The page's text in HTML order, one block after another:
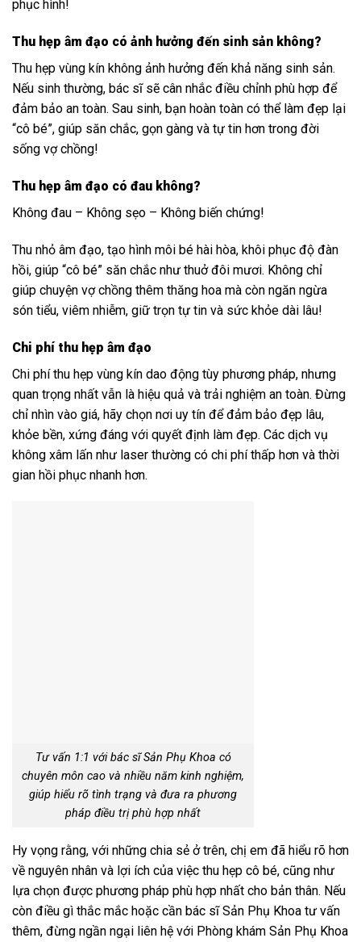
phục hình!
Thu hẹp âm đạo có ảnh hưởng đến sinh sản không?
Thu hẹp vùng kín không ảnh hưởng đến khả năng sinh sản.
Nếu sinh thường, bác sĩ sẽ cân nhắc điều chỉnh phù hợp để
đảm bảo an toàn. Sau sinh, bạn hoàn toàn có thể làm đẹp lại
“cô bé”, giúp săn chắc, gọn gàng và tự tin hơn trong đời
sống vợ chồng!
Thu hẹp âm đạo có đau không?
Không đau – Không sẹo – Không biến chứng!
Thu nhỏ âm đạo, tạo hình môi bé hài hòa, khôi phục độ đàn
hồi, giúp “cô bé” săn chắc như thuở đôi mươi. Không chỉ
giúp chuyện vợ chồng thêm thăng hoa mà còn ngăn ngừa
són tiểu, viêm nhiễm, giữ trọn tự tin và sức khỏe dài lâu!
Chi phí thu hẹp âm đạo
Chi phí thu hẹp vùng kín dao động tùy phương pháp, nhưng
quan trọng nhất vẫn là hiệu quả và trải nghiệm an toàn. Đừng
chỉ nhìn vào giá, hãy chọn nơi uy tín để đảm bảo đẹp lâu,
khỏe bền, xứng đáng với quyết định làm đẹp. Các dịch vụ
không xâm lấn như laser thường có chi phí thấp hơn và thời
gian hồi phục nhanh hơn.
Tư vấn 1:1 với bác sĩ Sản Phụ Khoa có
chuyên môn cao và nhiều năm kinh nghiệm,
giúp hiểu rõ tình trạng và đưa ra phương
pháp điều trị phù hợp nhất
Hy vọng rằng, với những chia sẻ ở trên, chị em đã hiểu rõ hơn
về nguyên nhân và lợi ích của việc thu hẹp cô bé, cũng như
lựa chọn được phương pháp phù hợp nhất cho bản thân. Nếu
còn điều gì thắc mắc hoặc cần bác sĩ Sản Phụ Khoa tư vấn
thêm, đừng ngần ngại liên hệ với Phòng khám Sản Phụ Khoa